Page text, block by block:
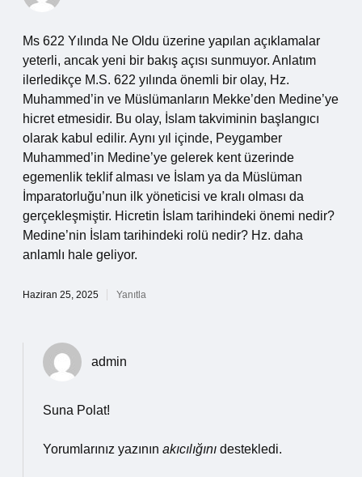
Ms 622 Yılında Ne Oldu üzerine yapılan açıklamalar
yeterli, ancak yeni bir bakış açısı sunmuyor. Anlatım
ilerledikçe M.S. 622 yılında önemli bir olay, Hz.
Muhammed’in ve Müslümanların Mekke’den Medine’ye
hicret etmesidir. Bu olay, İslam takviminin başlangıcı
olarak kabul edilir. Aynı yıl içinde, Peygamber
Muhammed’in Medine’ye gelerek kent üzerinde
egemenlik teklif alması ve İslam ya da Müslüman
İmparatorluğu’nun ilk yöneticisi ve kralı olması da
gerçekleşmiştir. Hicretin İslam tarihindeki önemi nedir?
Medine’nin İslam tarihindeki rolü nedir? Hz. daha
anlamlı hale geliyor.
Haziran 25, 2025 Yanıtla
admin
Suna Polat!
Yorumlarınız yazının akıcılığını destekledi.